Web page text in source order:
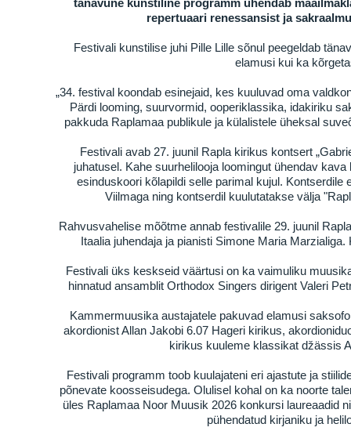
tänavune kunstiline programm ühendab
repertuaari renessansist ja
Festivali kunstilise juhi Pille Lille sõnul peegeldab
elamusi kui ka
„34. festival koondab esinejaid, kes kuuluvad oma
Pärdi looming, suurvormid, ooperiklassika, idakiriku
pakkuda Raplamaa publikule ja külalistele üheksal
Festivali avab 27. juunil Rapla kirikus kontsert
juhatusel. Kahe suurhelilooja loomingut ühendav
esinduskoori kõlapildi selle parimal kujul.
Viilmaga ning kontserdil kuulutatakse välja
Rahvusvahelise mõõtme annab festivalile 29. juunil
Itaalia juhendaja ja pianisti Simone Maria
Festivali üks keskseid väärtusi on ka vaimuliku
hinnatud ansamblit Orthodox Singers dirigent Valeri
Kammermuusika austajatele pakuvad elamusi
akordionist Allan Jakobi 6.07 Hageri kirikus,
kirikus kuuleme klassikat džässis
Festivali programm toob kuulajateni eri ajastute ja
põnevate koosseisudega. Olulisel kohal on ka noorte
üles Raplamaa Noor Muusik 2026 konkursi laureaadid
pühendatud kirjaniku ja